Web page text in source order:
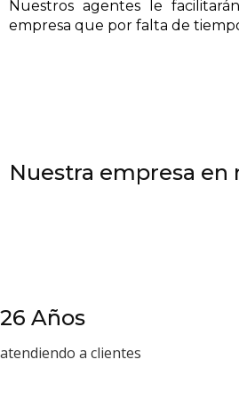
Nuestros agentes le
empresa que por falta de
Nuestra empresa en
26 Años
atendiendo a clientes